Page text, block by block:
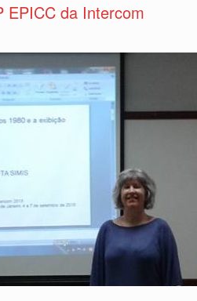
EPICC da Intercom